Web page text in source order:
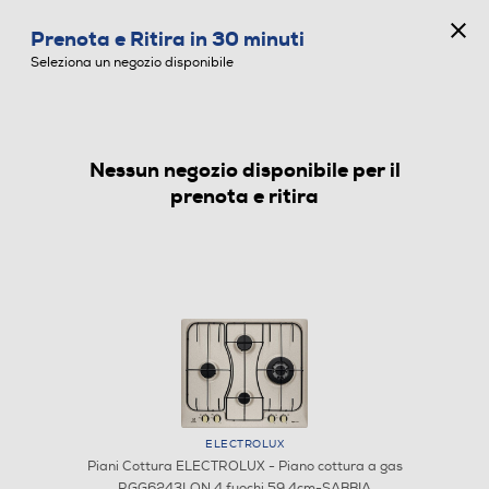
PIANI COTTURA
Prenota e Ritira in 30 minuti
Seleziona un negozio disponibile
Nessun negozio disponibile per il
prenota e ritira
ELECTROLUX
Piani Cottura ELECTROLUX - Piano cottura a gas